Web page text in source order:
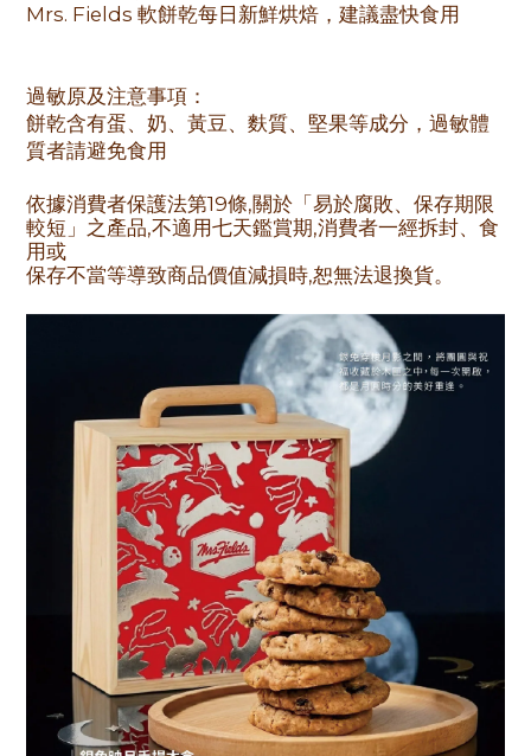
Mrs. Fields 軟餅乾每日新鮮烘焙，建議盡快食用
過敏原及注意事項：
餅乾含有蛋、奶、黃豆、麩質、堅果等成分，過敏體
質者請避免食用
依據消費者保護法第19條,關於「易於腐敗、保存期限
較短」之產品,不適用七天鑑賞期,消費者一經拆封、食
用或
保存不當等導致商品價值減損時,恕無法退換貨。